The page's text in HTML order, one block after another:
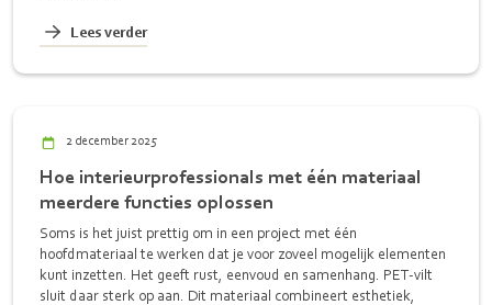
Lees verder
2 december 2025
Hoe interieurprofessionals met één materiaal
meerdere functies oplossen
Soms is het juist prettig om in een project met één
hoofdmateriaal te werken dat je voor zoveel mogelijk elementen
kunt inzetten. Het geeft rust, eenvoud en samenhang. PET-vilt
sluit daar sterk op aan. Dit materiaal combineert esthetiek,